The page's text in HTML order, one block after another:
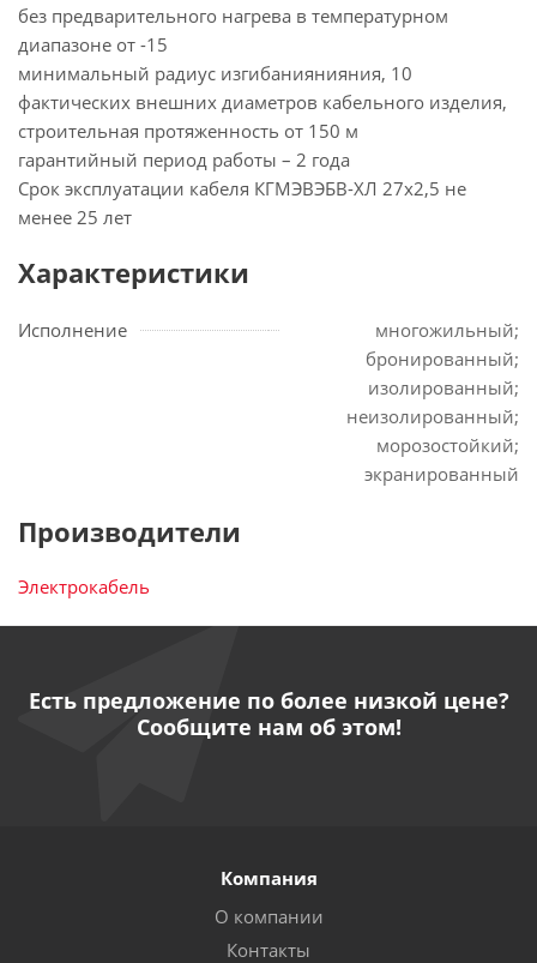
без предварительного нагрева в температурном
диапазоне от -15
минимальный радиус изгибаниянияния, 10
фактических внешних диаметров кабельного изделия,
строительная протяженность от 150 м
гарантийный период работы – 2 года
Срок эксплуатации кабеля КГМЭВЭБВ-ХЛ 27х2,5 не
менее 25 лет
Характеристики
Исполнение
многожильный;
бронированный;
изолированный;
неизолированный;
морозостойкий;
экранированный
Производители
Электрокабель
Есть предложение по более низкой цене?
Сообщите нам об этом!
Компания
О компании
Контакты